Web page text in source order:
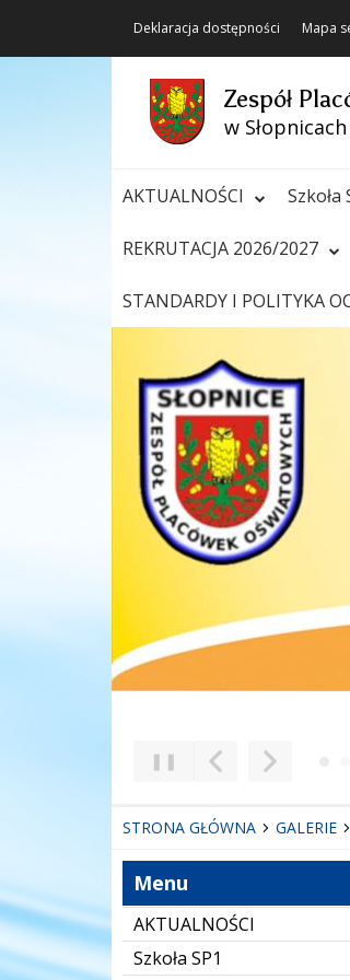
Deklaracja dostępności Mapa
Zespół
w Słopnicach
AKTUALNOŚCI Szkoła
REKRUTACJA 2026/2027
STANDARDY I POLITYKA
Poprzedni Element
Następny
❚❚
STRONA GŁÓWNA GALERIE
Menu
AKTUALNOŚCI
Szkoła SP1